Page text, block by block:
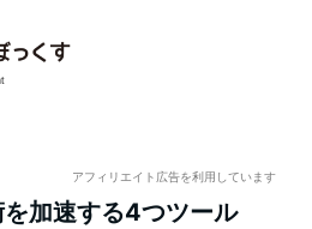
アフィリエイト広告を利用しています
加速する4つツール